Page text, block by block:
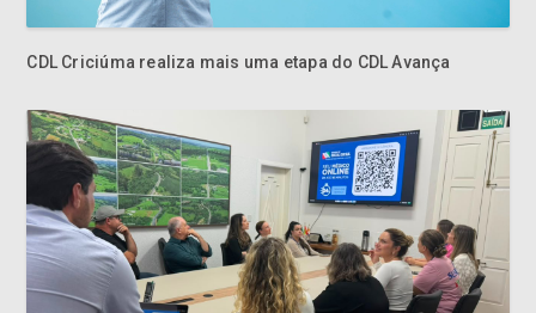
CDL Criciúma realiza mais uma etapa do CDL Avança